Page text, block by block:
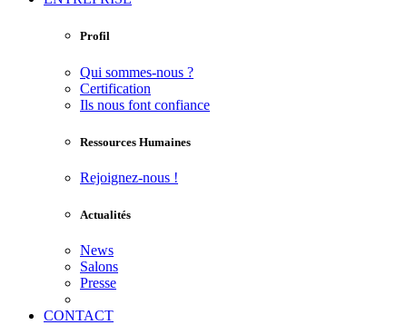
Profil
Qui sommes-nous ?
Certification
Ils nous font confiance
Ressources Humaines
Rejoignez-nous !
Actualités
News
Salons
Presse
CONTACT